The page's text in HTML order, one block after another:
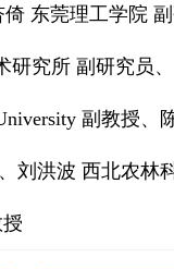
倚 东莞理工学院
研究所 副研究员
副教授
刘洪波 西北农林